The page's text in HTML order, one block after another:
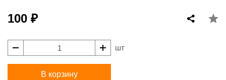
100 ₽
шт
В корзину